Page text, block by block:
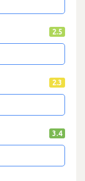
2.5
2.3
3.4